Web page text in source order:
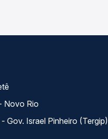
Novo Rio
Gov. Israel Pinheiro (Tergip)